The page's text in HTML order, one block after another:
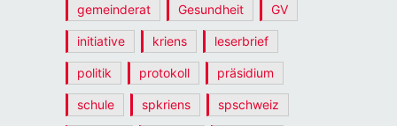
gemeinderat Gesundheit GV
initiative kriens leserbrief
politik protokoll präsidium
schule spkriens spschweiz